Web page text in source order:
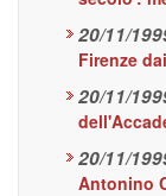
20/11/
Firenze
20/11/
20/11/
Antonino